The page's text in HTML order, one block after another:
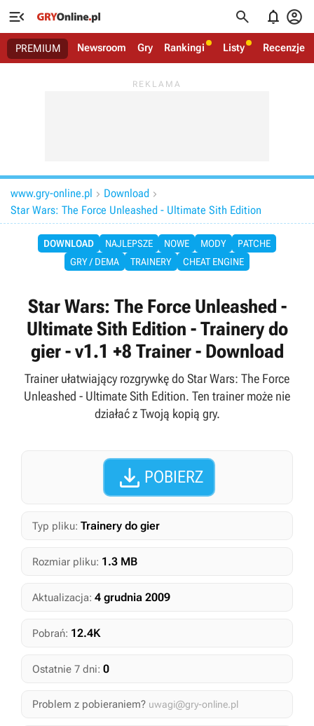
   
PREMIUM Newsroom Gry Rankingi Listy Recenzje
www.gry-online.pl  Download 
Star Wars: The Force Unleashed - Ultimate Sith Edition
DOWNLOAD NAJLEPSZE NOWE MODY
PATCHE
GRY / DEMA
TRAINERY CHEAT ENGINE
Star Wars: The Force Unleashed -
Ultimate Sith Edition - Trainery do
gier - v1.1 +8 Trainer - Download
Trainer ułatwiający rozgrywkę do Star Wars: The Force
Unleashed - Ultimate Sith Edition. Ten trainer może nie
działać z Twoją kopią gry.
 POBIERZ
Typ pliku: Trainery do gier
Rozmiar pliku: 1.3 MB
Aktualizacja: 4 grudnia 2009
Pobrań: 12.4K
Ostatnie 7 dni: 0
Problem z pobieraniem? uwagi@gry-online.pl